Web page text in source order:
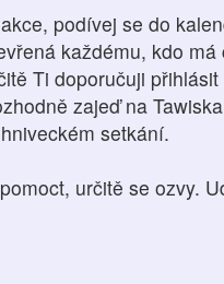
podívej se do
každému, kdo
Ti doporučuji
zajeď na
setkání.
určitě se ozvy.